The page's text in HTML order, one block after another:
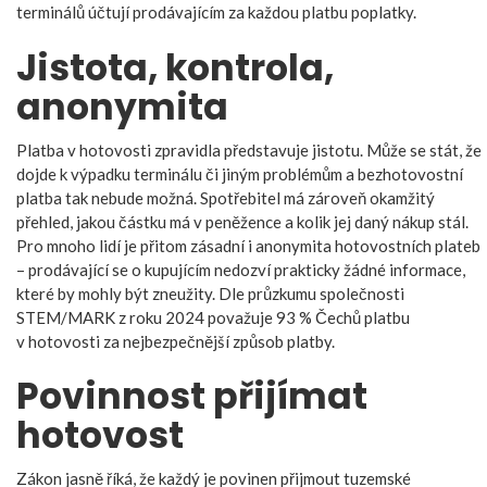
terminálů účtují prodávajícím za každou platbu poplatky.
Jistota, kontrola,
anonymita
Platba v hotovosti zpravidla představuje jistotu. Může se stát, že
dojde k výpadku terminálu či jiným problémům a bezhotovostní
platba tak nebude možná. Spotřebitel má zároveň okamžitý
přehled, jakou částku má v peněžence a kolik jej daný nákup stál.
Pro mnoho lidí je přitom zásadní i anonymita hotovostních plateb
– prodávající se o kupujícím nedozví prakticky žádné informace,
které by mohly být zneužity. Dle průzkumu společnosti
STEM/MARK z roku 2024 považuje 93 % Čechů platbu
v hotovosti za nejbezpečnější způsob platby.
Povinnost přijímat
hotovost
Zákon jasně říká, že každý je povinen přijmout tuzemské